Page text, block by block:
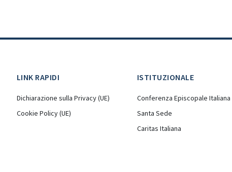
LINK RAPIDI
Dichiarazione sulla Privacy (UE)
Cookie Policy (UE)
ISTITUZIONALE
Conferenza Episcopale Italiana
Santa Sede
Caritas Italiana